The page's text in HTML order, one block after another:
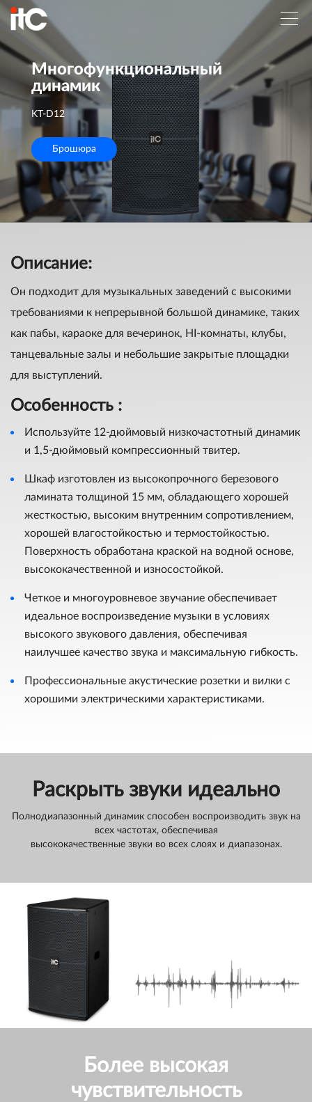
Многофункциональный
динамик
KT-D12
Брошюра
Описание:
Он подходит для музыкальных заведений с высокими
требованиями к непрерывной большой динамике, таких
как пабы, караоке для вечеринок, HI-комнаты, клубы,
танцевальные залы и небольшие закрытые площадки
для выступлений.
Особенность :
Используйте 12-дюймовый низкочастотный динамик
и 1,5-дюймовый компрессионный твитер.
Шкаф изготовлен из высокопрочного березового
ламината толщиной 15 мм, обладающего хорошей
жесткостью, высоким внутренним сопротивлением,
хорошей влагостойкостью и термостойкостью.
Поверхность обработана краской на водной основе,
высококачественной и износостойкой.
Четкое и многоуровневое звучание обеспечивает
идеальное воспроизведение музыки в условиях
высокого звукового давления, обеспечивая
наилучшее качество звука и максимальную гибкость.
Профессиональные акустические розетки и вилки с
хорошими электрическими характеристиками.
Раскрыть звуки идеально
Полнодиапазонный динамик способен воспроизводить звук на
всех частотах, обеспечивая
высококачественные звуки во всех слоях и диапазонах.
Более высокая
чувствительность